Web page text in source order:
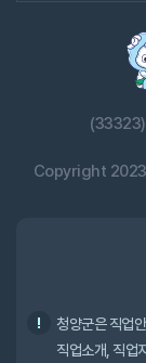
(33323)
Copyright
청양군은 직업
직업소개, 직업